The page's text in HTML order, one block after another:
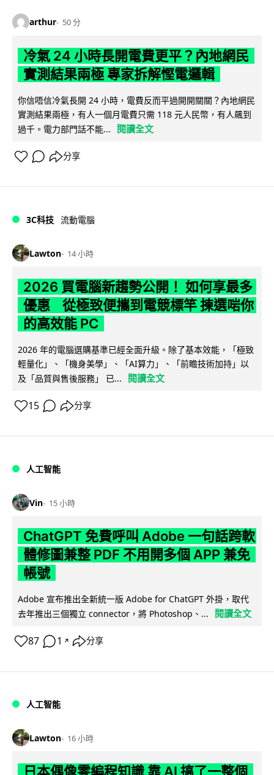
arthur 50 分
冷氣 24 小時長開電費更平？內地網民
實測結果兩極 專家拆解慳電邏輯
你信唔信冷氣長開 24 小時，電費反而平過開開關關？內地網民
實測結果兩極，有人一個月電費只需 118 元人民幣，有人飆到
過千。電力部門話不能...
閱讀全文
分享
3C科技 流動電腦
Lawton 14 小時
2026 買電腦新趨勢公開！ 如何享最多
優惠 從極致便攜到電競標竿 揀選啱你
的高效能 PC
2026 年的電腦選購基準已經全面升級。除了基本效能，「極致
輕量化」、「機身美學」、「AI算力」、「前瞻技術加持」以
及「品質與售後服務」 已...
閱讀全文
15 分享
人工智能
Vin 15 小時
ChatGPT 免費呼叫 Adobe 一句話跨軟
體修圖兼整 PDF 不用開多個 APP 兼免
帳號
Adobe 宣布推出全新統一版 Adobe for ChatGPT 外掛，取代
去年推出三個獨立 connector，將 Photoshop、...
閱讀全文
87 1 ↗ 分享
人工智能
Lawton 16 小時
日本偶像零編程知識 靠 AI 搞了一整個